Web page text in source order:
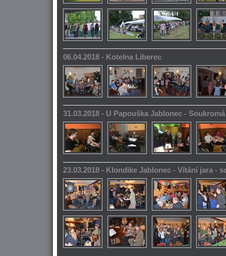
06.04.2018 - Kotelna Liberec
31.03.2018 - U Papouška Jablonec -
23.03.2018 - Klondike Jablonec - Vítání jara -